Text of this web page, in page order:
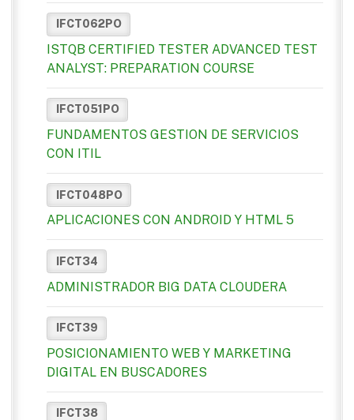
IFCT062PO
ISTQB CERTIFIED TESTER ADVANCED TEST
ANALYST: PREPARATION COURSE
IFCT051PO
FUNDAMENTOS GESTION DE SERVICIOS
CON ITIL
IFCT048PO
APLICACIONES CON ANDROID Y HTML 5
IFCT34
ADMINISTRADOR BIG DATA CLOUDERA
IFCT39
POSICIONAMIENTO WEB Y MARKETING
DIGITAL EN BUSCADORES
IFCT38